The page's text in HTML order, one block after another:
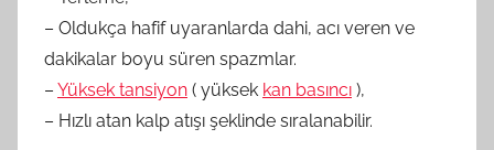
– Oldukça hafif uyaranlarda dahi, acı veren ve
dakikalar boyu süren spazmlar.
– Yüksek tansiyon ( yüksek kan basıncı ),
– Hızlı atan kalp atışı şeklinde sıralanabilir.